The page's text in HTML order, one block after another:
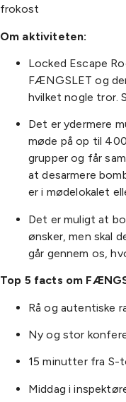
frokost
Om aktiviteten:
Locked Escape
FÆNGSLET og
hvilket nogle tror.
Det er ydermere
møde på op til
grupper og får
at desarmere
er i mødelokalet
Det er muligt at
ønsker, men skal
går gennem os,
Top 5 facts om
Rå og autentiske
Ny og stor
15 minutter fra S-
Middag i